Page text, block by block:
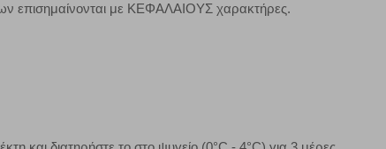
επισημαίνονται με ΚΕΦΑΛΑΙΟΥΣ χαρακτήρες.
ενεργοποιημένη. Έχετε ωστόσο τη δυνατότητα να ρυθμίσετε το
ορισμένα τμήματα του ιστότοπου να μη λειτουργούν.